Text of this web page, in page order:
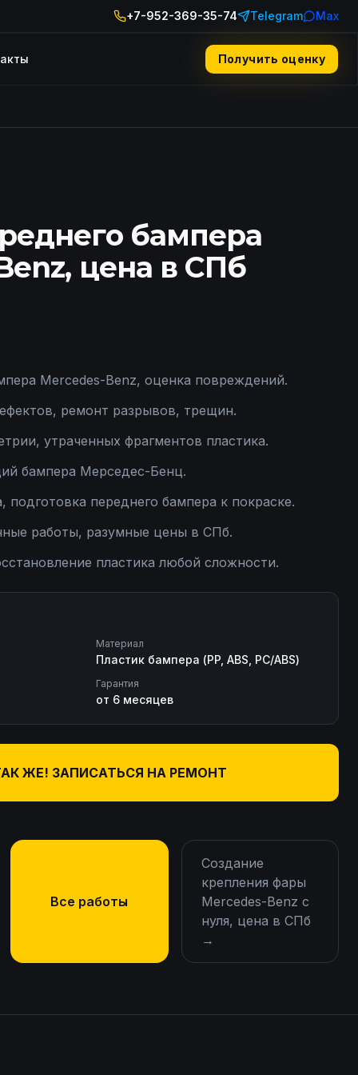
+7-952-369-35-74 Telegram Max
Получить оценку
бампера
цена в СПб
Mercedes-Benz, оценка повреждений.
ремонт разрывов, трещин.
утраченных фрагментов пластика.
бампера Мерседес-Бенц.
переднего бампера к покраске.
работы, разумные цены в СПб.
пластика любой сложности.
Материал
Пластик бампера (PP, ABS, PC/ABS)
Гарантия
от 6 месяцев
ЖЕ! ЗАПИСАТЬСЯ НА РЕМОНТ
Все работы
Создание
крепления фары
Mercedes-Benz с
нуля, цена в СПб
→